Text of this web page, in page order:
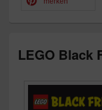
LEGO Black